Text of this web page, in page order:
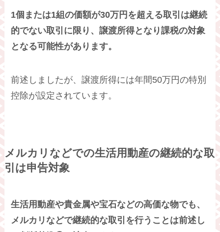
1個または1組の価額が30万円を超える取引は継続
的でない取引に限り、譲渡所得となり課税の対象
となる可能性があります。
前述しましたが、譲渡所得には年間50万円の特別
控除が設定されています。
メルカリなどでの生活用動産の継続的な取
引は申告対象
生活用動産や貴金属や宝石などの高価な物でも、
メルカリなどで継続的な取引を行うことは前述し